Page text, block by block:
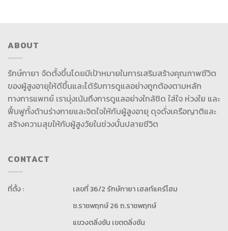
ABOUT
รักษ์กายา จัดตั้งขึ้นโดยมีเป้าหมายในการเสริมสร้างคุณภาพชีวิต
ของผู้สูงอายุให้ดีขึ้นและได้รับการดูแลอย่างถูกต้องตามหลัก
ทางการแพทย์ เรามุ่งเน้นถึงการดูแลอย่างใกล้ชิด ใส่ใจ ห่วงใย และ
ฟื้นฟูทั้งด้านร่างกายและจิตใจให้กับผู้สูงอายุ ดุจดั่งเครือญาติและ
สร้างความสุขให้กับผู้สูงวัยในช่วงบั้นปลายชีวิต
CONTACT
ที่ตั้ง :
เลขที่ 36/2 รักษ์กายา เฮลท์แคร์โฮม
ซ.ราชพฤกษ์ 26 ถ.ราชพฤกษ์
แขวงตลิ่งชัน เขตตลิ่งชัน